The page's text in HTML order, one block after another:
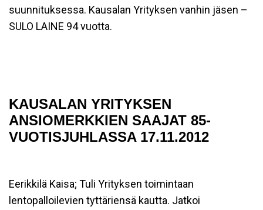
suunnituksessa. Kausalan Yrityksen vanhin jäsen –
SULO LAINE 94 vuotta.
KAUSALAN YRITYKSEN
ANSIOMERKKIEN SAAJAT 85-
VUOTISJUHLASSA 17.11.2012
Eerikkilä Kaisa; Tuli Yrityksen toimintaan
lentopalloilevien tyttäriensä kautta. Jatkoi